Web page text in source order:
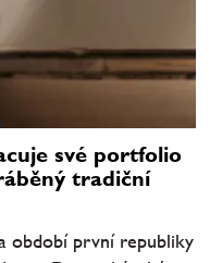
své portfolio
tradiční
období první republiky